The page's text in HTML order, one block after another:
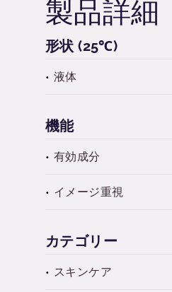
製品詳細
形状 (25℃)
液体
機能
有効成分
イメージ重視
カテゴリー
スキンケア